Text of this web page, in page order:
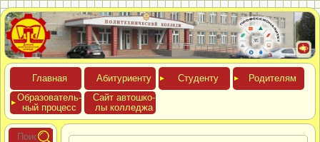
Глав­ная Аби­тури­ен­ту Сту­ден­ту
Роди­телям
Обра­зова­тель­
ный про­цесс
Сайт ав­тошко­
лы кол­леджа